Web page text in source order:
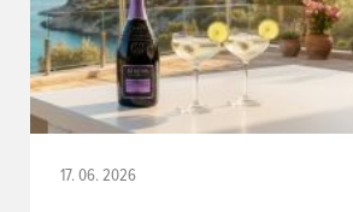
17. 06. 2026